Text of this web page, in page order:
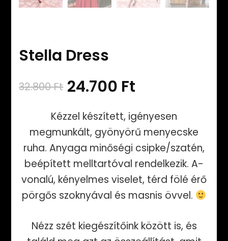
Stella Dress
32.800Ft Original
price
was:
32.800 Ft.
24.700 Ft
price
is:
24.700 Ft.
Kézzel készített, igényesen
megmunkált, gyönyörű menyecske
ruha. Anyaga minőségi csipke/szatén,
beépített melltartóval rendelkezik. A-
vonalú, kényelmes viselet, térd fölé érő
pörgős szoknyával és masnis övvel.
Nézz szét kiegészítőink között is, és